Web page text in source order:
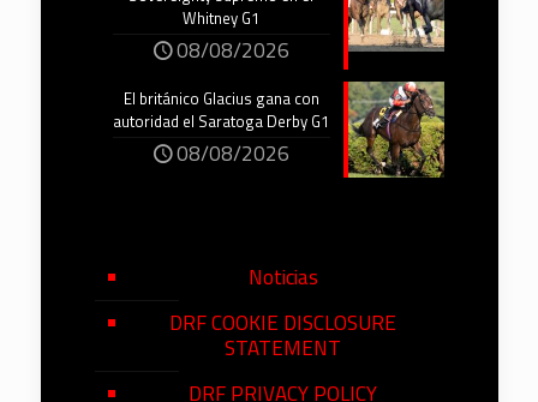
Whitney G1
08/08/2026
El británico Glacius gana con
autoridad el Saratoga Derby G1
08/08/2026
Noticias
DRF COOKIE DISCLOSURE
STATEMENT
DRF PRIVACY POLICY